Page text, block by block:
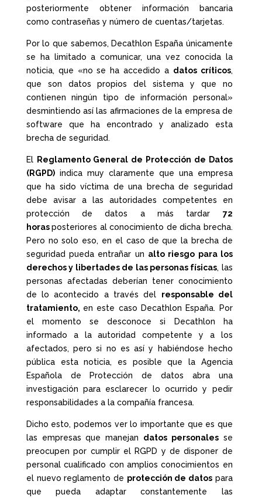
posteriormente obtener información bancaria
como contraseñas y número de cuentas/tarjetas.
Por lo que sabemos, Decathlon España únicamente
se ha limitado a comunicar, una vez conocida la
noticia, que «no se ha accedido a datos críticos,
que son datos propios del sistema y que no
contienen ningún tipo de información personal»
desmintiendo así las afirmaciones de la empresa de
software que ha encontrado y analizado esta
brecha de seguridad.
El Reglamento General de Protección de Datos
(RGPD)indica muy claramente que una empresa
que ha sido víctima de una brecha de seguridad
debe avisar a las autoridades competentes en
protección de datos a más tardar 72
horasposteriores al conocimiento de dicha brecha.
Pero no solo eso, en el caso de que la brecha de
seguridad pueda entrañar un alto riesgo para los
derechos y libertades de las personas físicas, las
personas afectadas deberían tener conocimiento
de lo acontecido a través del responsable del
tratamiento, en este caso Decathlon España. Por
el momento se desconoce si Decathlon ha
informado a la autoridad competente y a los
afectados, pero si no es así y habiéndose hecho
pública esta noticia, es posible que la Agencia
Española de Protección de datos abra una
investigación para esclarecer lo ocurrido y pedir
responsabilidades a la compañía francesa.
Dicho esto, podemos ver lo importante que es que
las empresas que manejan datos personalesse
preocupen por cumplir el RGPD y de disponer de
personal cualificado con amplios conocimientos en
el nuevo reglamento de protección de datos para
que pueda adaptar constantemente las